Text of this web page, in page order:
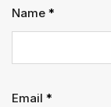
Name *
Email *